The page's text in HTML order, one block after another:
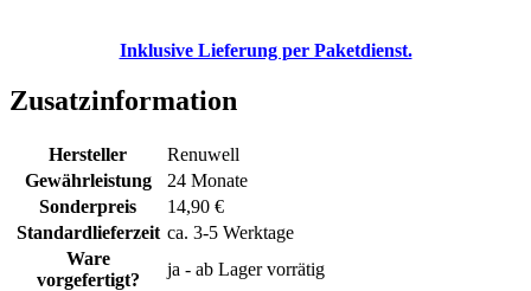
Inklusive Lieferung per Paketdienst.
Zusatzinformation
Hersteller
Renuwell
Gewährleistung
24 Monate
Sonderpreis
14,90 €
Standardlieferzeit ca. 3-5 Werktage
Ware
vorgefertigt?
ja - ab Lager vorrätig